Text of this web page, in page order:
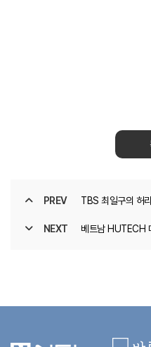
PREV TBS 최일구의 허
NEXT 베트남 HUTECH